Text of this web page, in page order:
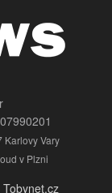
Karlovy Vary
v Plzni
Tobynet.cz